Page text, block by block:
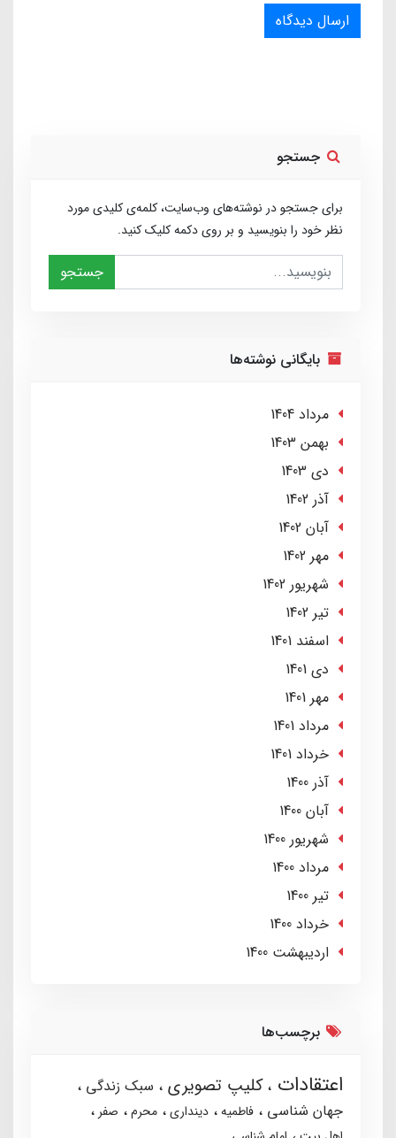
ارسال دیدگاه
جستجو
برای جستجو در نوشته‌های وب‌سایت، کلمه‌ی کلیدی مورد
نظر خود را بنویسید و بر روی دکمه کلیک کنید.
جستجو
بایگانی نوشته‌ها
مرداد 1404
بهمن 1403
دی 1403
آذر 1402
آبان 1402
مهر 1402
شهریور 1402
تير 1402
اسفند 1401
دی 1401
مهر 1401
مرداد 1401
خرداد 1401
آذر 1400
آبان 1400
شهریور 1400
مرداد 1400
تير 1400
خرداد 1400
ارديبهشت 1400
برچسب‌ها
اعتقادات کلیپ تصویری
سبک زندگی
جهان شناسی
فاطمیه دینداری محرم
صفر